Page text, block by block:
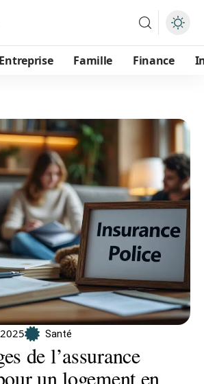
Entreprise Famille Finance
Santé
de l’assurance
un logement en